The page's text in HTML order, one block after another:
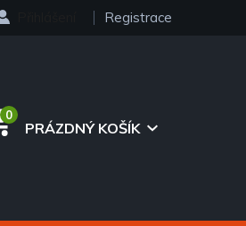
Registrace
PRÁZDNÝ KOŠÍK